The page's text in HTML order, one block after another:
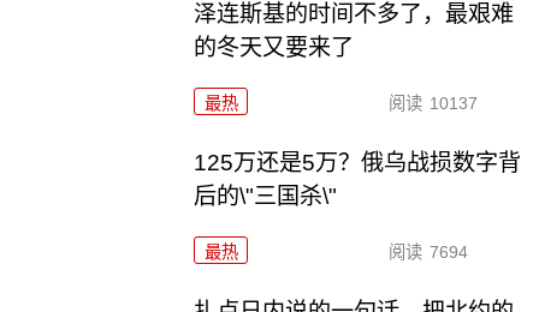
泽连斯基的时间不多了，最艰难
的冬天又要来了
最热 阅读 10137
125万还是5万？俄乌战损数字背
后的\"三国杀\"
最热 阅读 7694